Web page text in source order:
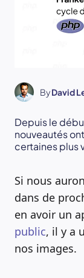
ByDavid
Depuis le
nouveautés
certaines plus
Si nous
dans de
en avoir un
public, il y a
nos images.